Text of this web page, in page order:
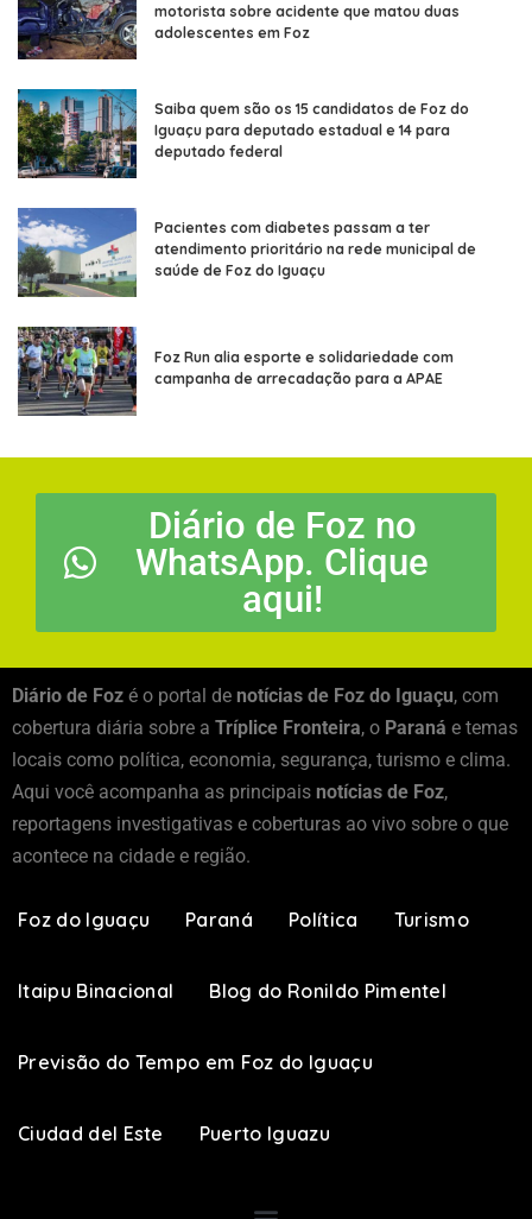
motorista sobre acidente que matou duas
adolescentes em Foz
Saiba quem são os 15 candidatos de Foz do
Iguaçu para deputado estadual e 14 para
deputado federal
Pacientes com diabetes passam a ter
atendimento prioritário na rede municipal de
saúde de Foz do Iguaçu
Foz Run alia esporte e solidariedade com
campanha de arrecadação para a APAE
Diário de Foz no
WhatsApp. Clique
aqui!
Diário de Foz é o portal de notícias de Foz do Iguaçu, com
cobertura diária sobre a Tríplice Fronteira, o Paraná e temas
locais como política, economia, segurança, turismo e clima.
Aqui você acompanha as principais notícias de Foz,
reportagens investigativas e coberturas ao vivo sobre o que
acontece na cidade e região.
Foz do Iguaçu Paraná Política Turismo
Itaipu Binacional Blog do Ronildo Pimentel
Previsão do Tempo em Foz do Iguaçu
Ciudad del Este Puerto Iguazu